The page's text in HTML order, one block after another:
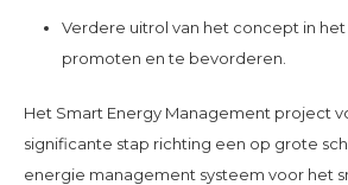
Verdere uitrol van het concept in
promoten en te bevorderen.
Het Smart Energy Management project
significante stap richting een op grote
energie management systeem voor het